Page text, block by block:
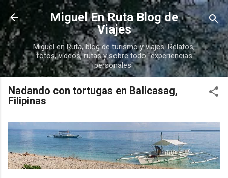
Ir al contenido principal
Miguel En Ruta Blog de
Viajes
Miguel en Ruta, blog de turismo y viajes. Relatos,
fotos, vídeos, rutas y sobre todo "experiencias
personales"
Nadando con tortugas en Balicasag,
Filipinas